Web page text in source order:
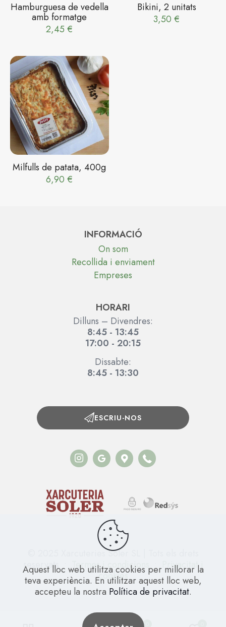
Hamburguesa de vedella
amb formatge
2,45€
Bikini, 2 unitats
3,50€
Milfulls de patata, 400g
6,90€
INFORMACIÓ
On som
Recollida i enviament
Empreses
HORARI
Dilluns – Divendres:
8:45 - 13:45
17:00 - 20:15
Dissabte:
8:45 - 13:30
ESCRIU-NOS
© 2025 Xarcuteries Soler SL | Tots els drets
reservats •
Termes i condicions
Privacitat i
cookies
Aquest lloc web utilitza cookies per millorar la
teva experiència. En utilitzar aquest lloc web,
accepteu la nostra Política de privacitat.